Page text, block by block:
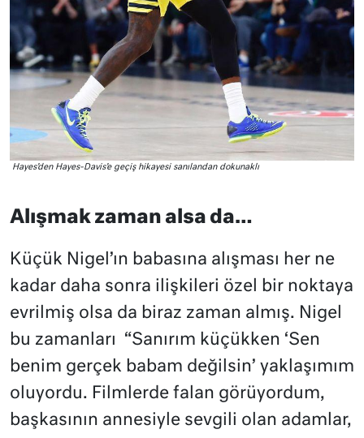
Hayes’den Hayes-Davis’e geçiş hikayesi sanılandan dokunaklı
Alışmak zaman alsa da…
Küçük Nigel’ın babasına alışması her ne
kadar daha sonra ilişkileri özel bir noktaya
evrilmiş olsa da biraz zaman almış. Nigel
bu zamanları “Sanırım küçükken ‘Sen
benim gerçek babam değilsin’ yaklaşımım
oluyordu. Filmlerde falan görüyordum,
başkasının annesiyle sevgili olan adamlar,